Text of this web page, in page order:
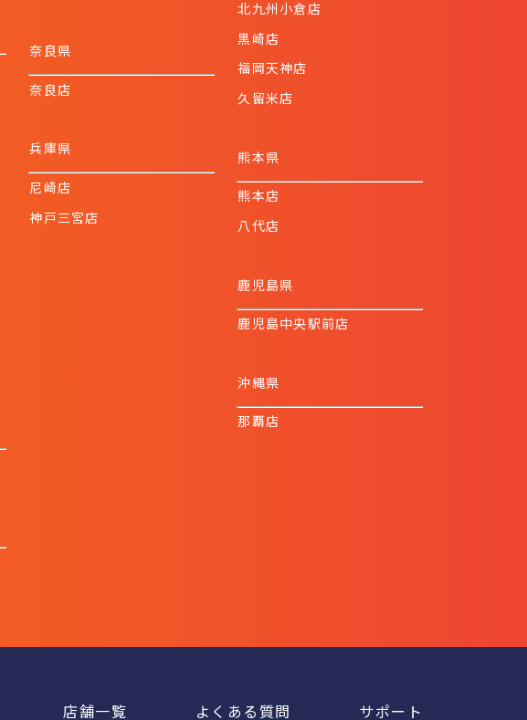
奈良県
奈良店
兵庫県
尼崎店
神戸三宮店
北九州小倉店
黒崎店
福岡天神店
久留米店
熊本県
熊本店
八代店
鹿児島県
鹿児島中央駅前店
沖縄県
那覇店
店舗一覧 よくある質問 サポート